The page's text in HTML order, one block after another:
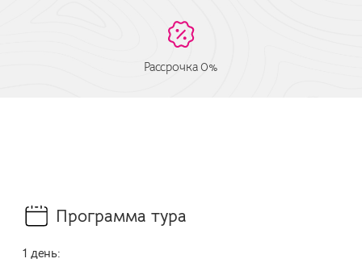
Рассрочка 0%
Программа тура
1 день: